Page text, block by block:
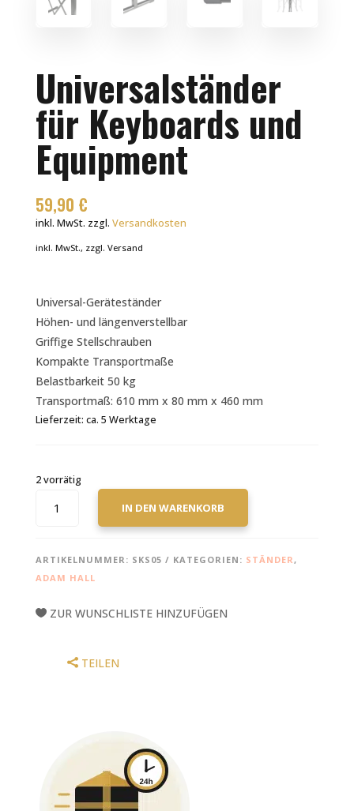
Universalständer
für Keyboards und
Equipment
59,90 €
inkl. MwSt. zzgl. Versandkosten
inkl. MwSt., zzgl. Versand
Universal-Geräteständer
Höhen- und längenverstellbar
Griffige Stellschrauben
Kompakte Transportmaße
Belastbarkeit 50 kg
Transportmaß: 610 mm x 80 mm x 460 mm
Lieferzeit: ca. 5 Werktage
2 vorrätig
IN DEN WARENKORB
ARTIKELNUMMER: SKS05 KATEGORIEN: STÄNDER,
ADAM HALL
ZUR WUNSCHLISTE HINZUFÜGEN
TEILEN